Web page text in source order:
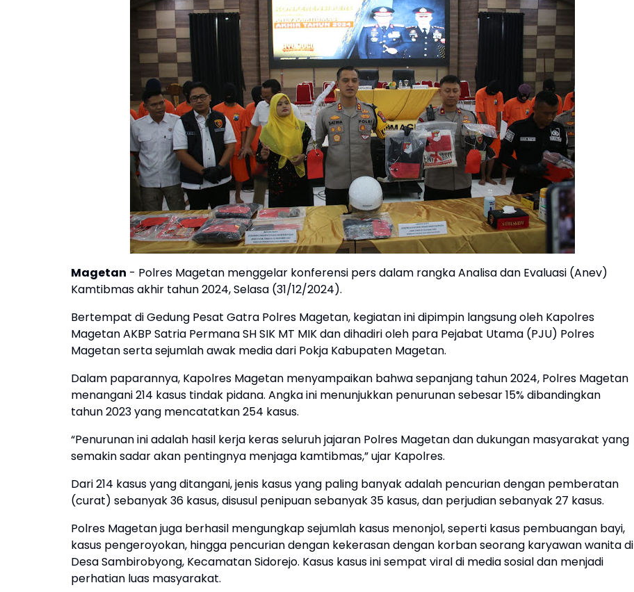
Magetan - Polres Magetan menggelar konferensi pers dalam rangka Analisa dan Evaluasi (Anev)
Kamtibmas akhir tahun 2024, Selasa (31/12/2024).
Bertempat di Gedung Pesat Gatra Polres Magetan, kegiatan ini dipimpin langsung oleh Kapolres
Magetan AKBP Satria Permana SH SIK MT MIK dan dihadiri oleh para Pejabat Utama (PJU) Polres
Magetan serta sejumlah awak media dari Pokja Kabupaten Magetan.
Dalam paparannya, Kapolres Magetan menyampaikan bahwa sepanjang tahun 2024, Polres Magetan
menangani 214 kasus tindak pidana. Angka ini menunjukkan penurunan sebesar 15% dibandingkan
tahun 2023 yang mencatatkan 254 kasus.
“Penurunan ini adalah hasil kerja keras seluruh jajaran Polres Magetan dan dukungan masyarakat yang
semakin sadar akan pentingnya menjaga kamtibmas,” ujar Kapolres.
Dari 214 kasus yang ditangani, jenis kasus yang paling banyak adalah pencurian dengan pemberatan
(curat) sebanyak 36 kasus, disusul penipuan sebanyak 35 kasus, dan perjudian sebanyak 27 kasus.
Polres Magetan juga berhasil mengungkap sejumlah kasus menonjol, seperti kasus pembuangan bayi,
kasus pengeroyokan, hingga pencurian dengan kekerasan dengan korban seorang karyawan wanita di
Desa Sambirobyong, Kecamatan Sidorejo. Kasus kasus ini sempat viral di media sosial dan menjadi
perhatian luas masyarakat.